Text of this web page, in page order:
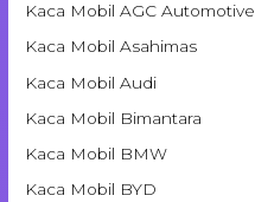
Kaca Mobil AGC Automotive
Kaca Mobil Asahimas
Kaca Mobil Audi
Kaca Mobil Bimantara
Kaca Mobil BMW
Kaca Mobil BYD